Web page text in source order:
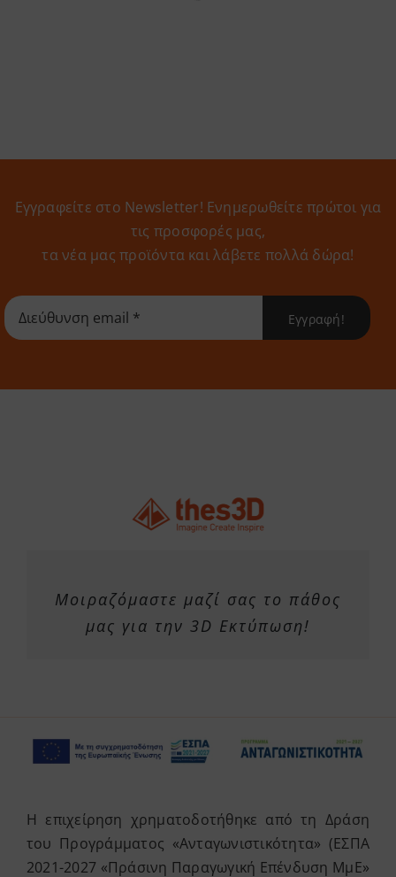
Εγγραφείτε στο Newsletter! Eνημερωθείτε πρώτοι για
τις προσφορές μας,
τα νέα μας προϊόντα και λάβετε πολλά δώρα!
Εγγραφή!
Μοιραζόμαστε μαζί σας το πάθος
μας για την 3D Εκτύπωση!
Η επιχείρηση χρηματοδοτήθηκε από τη Δράση
του Προγράμματος «Ανταγωνιστικότητα» (ΕΣΠΑ
2021-2027 «Πράσινη Παραγωγική Επένδυση ΜμΕ»